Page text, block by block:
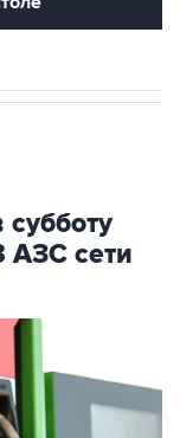
АЗС сети